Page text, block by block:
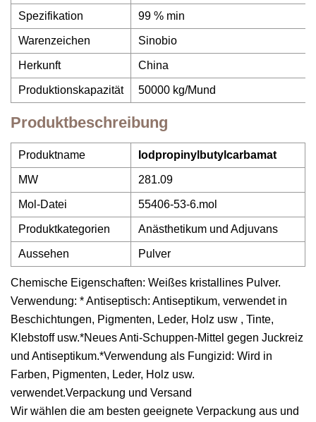
Spezifikation 99 % min
Warenzeichen Sinobio
Herkunft China
Produktionskapazität 50000 kg/Mund
Produktbeschreibung
Produktname Iodpropinylbutylcarbamat
MW 281.09
Mol-Datei 55406-53-6.mol
Produktkategorien Anästhetikum und Adjuvans
Aussehen Pulver
Chemische Eigenschaften: Weißes kristallines Pulver.
Verwendung: * Antiseptisch: Antiseptikum, verwendet in
Beschichtungen, Pigmenten, Leder, Holz usw , Tinte,
Klebstoff usw.*Neues Anti-Schuppen-Mittel gegen Juckreiz
und Antiseptikum.*Verwendung als Fungizid: Wird in
Farben, Pigmenten, Leder, Holz usw.
verwendet.Verpackung und Versand
Wir wählen die am besten geeignete Verpackung aus und